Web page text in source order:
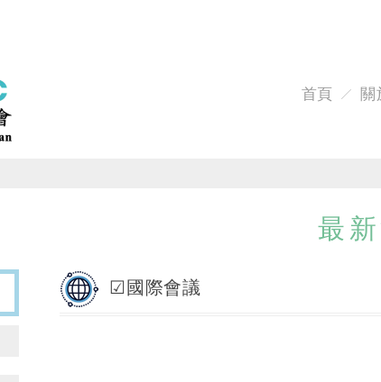
首頁 關
最
☑國際會議